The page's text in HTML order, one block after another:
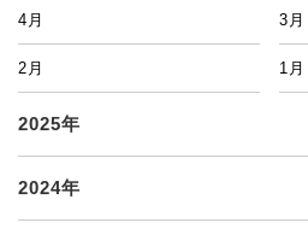
4月 3月
2月 1月
2025年
2024年